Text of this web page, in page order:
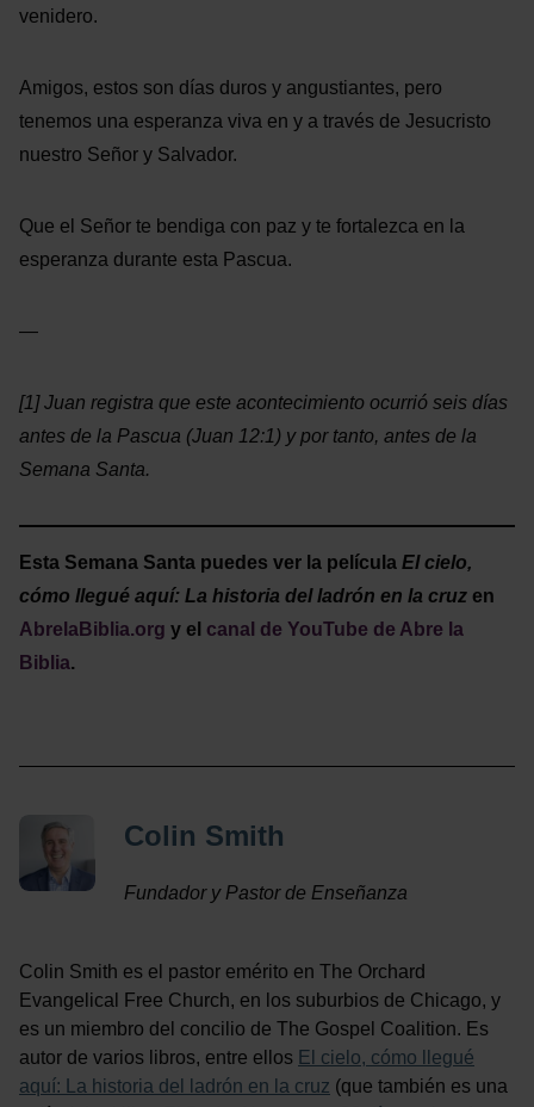
venidero.
Amigos, estos son días duros y angustiantes, pero
tenemos una esperanza viva en y a través de Jesucristo
nuestro Señor y Salvador.
Que el Señor te bendiga con paz y te fortalezca en la
esperanza durante esta Pascua.
—
[1] Juan registra que este acontecimiento ocurrió seis días
antes de la Pascua (Juan 12:1) y por tanto, antes de la
Semana Santa.
Esta Semana Santa puedes ver la película El cielo,
cómo llegué aquí: La historia del ladrón en la cruz en
AbrelaBiblia.org y el canal de YouTube de Abre la
Biblia.
Colin Smith
Fundador y Pastor de Enseñanza
Colin Smith es el pastor emérito en The Orchard
Evangelical Free Church, en los suburbios de Chicago, y
es un miembro del concilio de The Gospel Coalition. Es
autor de varios libros, entre ellos El cielo, cómo llegué
aquí: La historia del ladrón en la cruz (que también es una